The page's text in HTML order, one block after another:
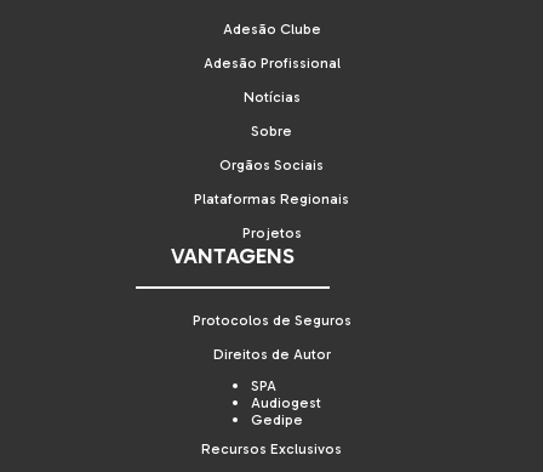
Adesão Clube
Adesão Profissional
Notícias
Sobre
Orgãos Sociais
Plataformas Regionais
Projetos
VANTAGENS
Protocolos de Seguros
Direitos de Autor
SPA
Audiogest
Gedipe
Recursos Exclusivos